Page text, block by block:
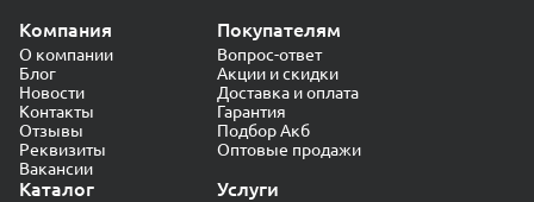
Компания
О компании
Блог
Новости
Контакты
Отзывы
Реквизиты
Вакансии
Покупателям
Вопрос-ответ
Акции и скидки
Доставка и оплата
Гарантия
Подбор Акб
Оптовые продажи
Каталог Услуги